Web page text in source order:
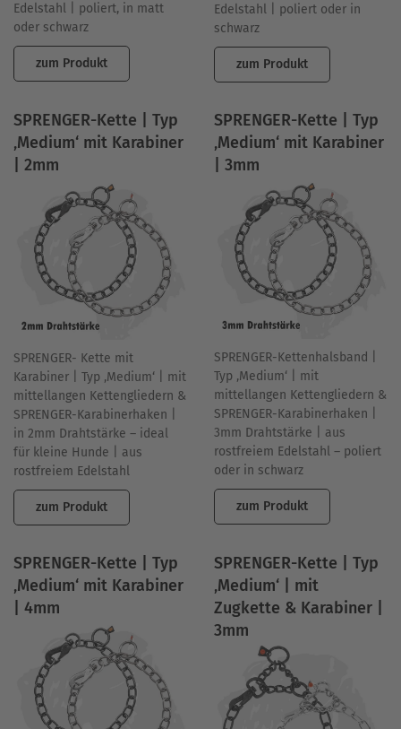
Edelstahl | poliert, in matt
oder schwarz
zum Produkt
Edelstahl | poliert oder in
schwarz
zum Produkt
SPRENGER-Kette | Typ
‚Medium‘ mit Karabiner
| 2mm
SPRENGER- Kette mit
Karabiner | Typ ‚Medium‘ | mit
mittellangen Kettengliedern &
SPRENGER-Karabinerhaken |
in 2mm Drahtstärke – ideal
für kleine Hunde | aus
rostfreiem Edelstahl
zum Produkt
SPRENGER-Kette | Typ
‚Medium‘ mit Karabiner
| 3mm
SPRENGER-Kettenhalsband |
Typ ‚Medium‘ | mit
mittellangen Kettengliedern &
SPRENGER-Karabinerhaken |
3mm Drahtstärke | aus
rostfreiem Edelstahl – poliert
oder in schwarz
zum Produkt
SPRENGER-Kette | Typ
‚Medium‘ mit Karabiner
| 4mm
SPRENGER-Kette | Typ
‚Medium‘ | mit
Zugkette & Karabiner |
3mm